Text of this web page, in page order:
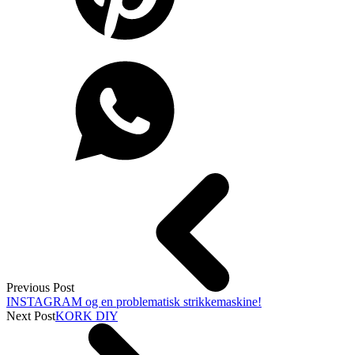
Previous Post
INSTAGRAM og en problematisk strikkemaskine!
Next PostKORK DIY